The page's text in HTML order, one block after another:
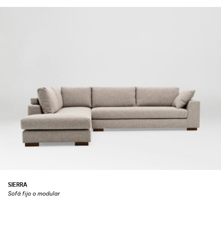
SIERRA
Sofá fijo o modular